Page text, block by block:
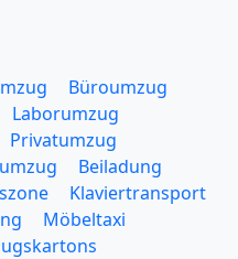
Büroumzug
Laborumzug
Privatumzug
Beiladung
Klaviertransport
Möbeltaxi